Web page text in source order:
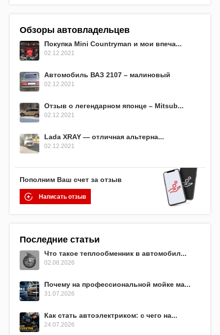
Обзоры автовладельцев
Покупка Mini Countryman и мои впеча...
02.12.2021
Автомобиль ВАЗ 2107 – малиновый
02.12.2021
Отзыв о легендарном японце – Mitsub...
02.12.2021
Lada XRAY — отличная альтерна...
02.12.2021
Пополним Ваш счет за отзыв
Написать отзыв
Последние статьи
Что такое теплообменник в автомобил...
02.08.2026
Почему на профессиональной мойке ма...
31.07.2026
Как стать автоэлектриком: с чего на...
24.07.2026